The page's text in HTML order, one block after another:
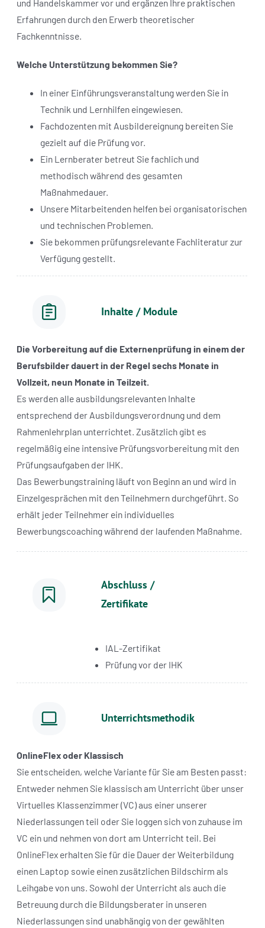
und Handelskammer vor und ergänzen Ihre praktischen
Erfahrungen durch den Erwerb theoretischer
Fachkenntnisse.
Welche Unterstützung bekommen Sie?
In einer Einführungsveranstaltung werden Sie in
Technik und Lernhilfen eingewiesen.
Fachdozenten mit Ausbildereignung bereiten Sie
gezielt auf die Prüfung vor.
Ein Lernberater betreut Sie fachlich und
methodisch während des gesamten
Maßnahmedauer.
Unsere Mitarbeitenden helfen bei organisatorischen
und technischen Problemen.
Sie bekommen prüfungsrelevante Fachliteratur zur
Verfügung gestellt.
Inhalte / Module
Die Vorbereitung auf die Externenprüfung in einem der
Berufsbilder dauert in der Regel sechs Monate in
Vollzeit, neun Monate in Teilzeit.
Es werden alle ausbildungsrelevanten Inhalte
entsprechend der Ausbildungsverordnung und dem
Rahmenlehrplan unterrichtet. Zusätzlich gibt es
regelmäßig eine intensive Prüfungsvorbereitung mit den
Prüfungsaufgaben der IHK.
Das Bewerbungstraining läuft von Beginn an und wird in
Einzelgesprächen mit den Teilnehmern durchgeführt. So
erhält jeder Teilnehmer ein individuelles
Bewerbungscoaching während der laufenden Maßnahme.
Abschluss /
Zertifikate
IAL-Zertifikat
Prüfung vor der IHK
Unterrichtsmethodik
OnlineFlex oder Klassisch
Sie entscheiden, welche Variante für Sie am Besten passt:
Entweder nehmen Sie klassisch am Unterricht über unser
Virtuelles Klassenzimmer (VC) aus einer unserer
Niederlassungen teil oder Sie loggen sich von zuhause im
VC ein und nehmen von dort am Unterricht teil. Bei
OnlineFlex erhalten Sie für die Dauer der Weiterbildung
einen Laptop sowie einen zusätzlichen Bildschirm als
Leihgabe von uns. Sowohl der Unterricht als auch die
Betreuung durch die Bildungsberater in unseren
Niederlassungen sind unabhängig von der gewählten